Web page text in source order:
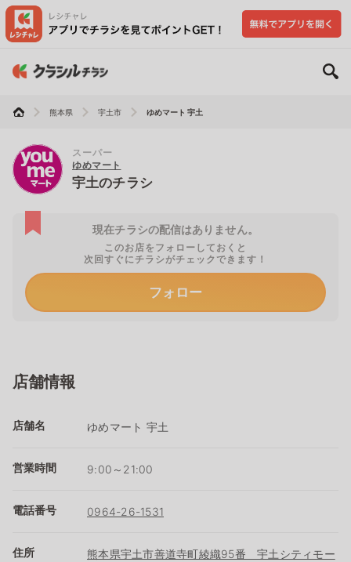
熊本県 宇土市 ゆめマート 宇土
スーパー
ゆめマート
宇土のチラシ
現在チラシの配信はありません。
このお店をフォローしておくと
次回すぐにチラシがチェックできます！
フォロー
店舗情報
店舗名 ゆめマート 宇土
営業時間 9:00～21:00
電話番号 0964-26-1531
住所
熊本県宇土市善道寺町綾織95番 宇土シティモー